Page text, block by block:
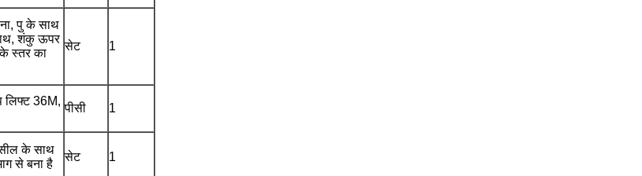
पु के साथ
शंकु ऊपर
स्तर का
सेट 1
36M,
पीसी 1
के साथ
से बना है
सेट 1